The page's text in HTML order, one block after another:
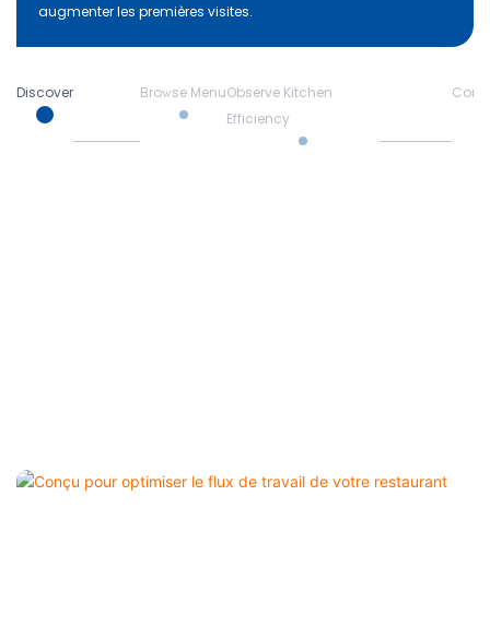
augmenter les premières visites.
Discover Browse MenuObserve Kitchen
Efficiency